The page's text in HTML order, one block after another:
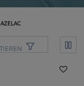
AZELAC